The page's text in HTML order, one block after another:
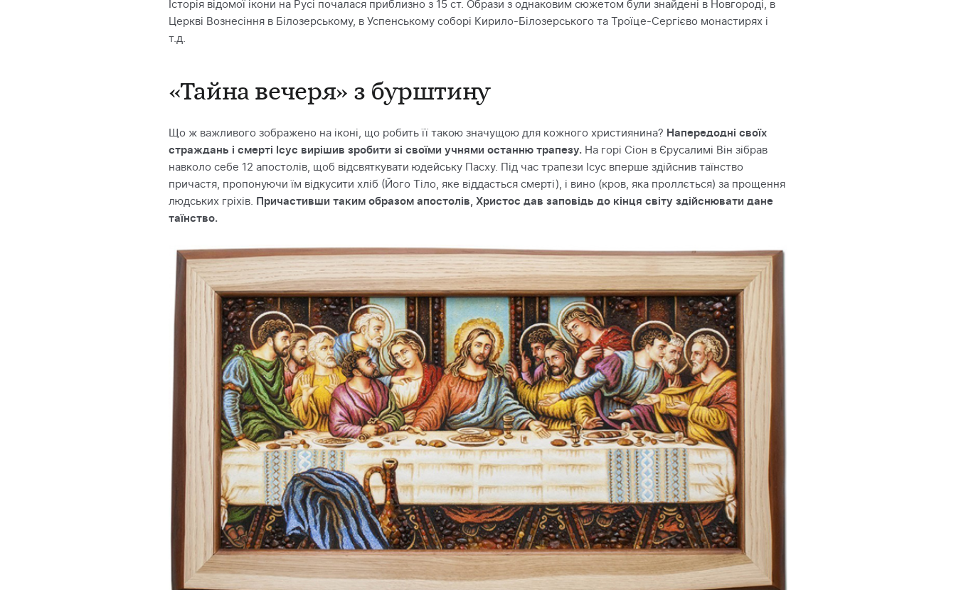
Історія відомої ікони на Русі почалася приблизно з 15 ст. Образи з однаковим сюжетом були знайдені в Новгороді, в
Церкві Вознесіння в Білозерському, в Успенському соборі Кирило-Білозерського та Троїце-Сергієво монастирях і
т.д.
«Тайна вечеря» з бурштину
Що ж важливого зображено на іконі, що робить її такою значущою для кожного християнина? Напередодні своїх
страждань і смерті Ісус вирішив зробити зі своїми учнями останню трапезу. На горі Сіон в Єрусалимі Він зібрав
навколо себе 12 апостолів, щоб відсвяткувати юдейську Пасху. Під час трапези Ісус вперше здійснив таїнство
причастя, пропонуючи їм відкусити хліб (Його Тіло, яке віддасться смерті), і вино (кров, яка проллється) за прощення
людських гріхів.
Причастивши таким образом апостолів, Христос дав заповідь до кінця світу здійснювати дане
таїнство.